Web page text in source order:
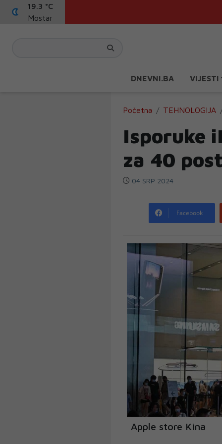
19.3 °C
Mostar
DNEVNI.BA VIJESTI
Početna TEHNOLOGIJA
Isporuke
za 40
04 SRP 2024
Facebook
Apple store Kina